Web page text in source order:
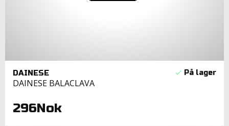
DAINESE
DAINESE BALACLAVA
296Nok